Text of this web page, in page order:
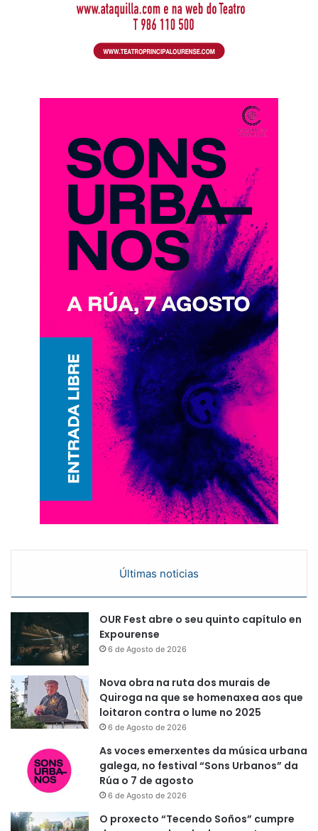
Últimas noticias
OUR Fest abre o seu quinto capítulo en
Expourense
6 de Agosto de 2026
Nova obra na ruta dos murais de
Quiroga na que se homenaxea aos que
loitaron contra o lume no 2025
6 de Agosto de 2026
As voces emerxentes da música urbana
galega, no festival “Sons Urbanos” da
Rúa o 7 de agosto
6 de Agosto de 2026
O proxecto “Tecendo Soños” cumpre